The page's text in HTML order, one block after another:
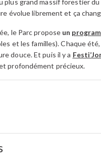
grand massif forestier
évolue librement et ça
le Parc propose un
et les familles). Chaque été,
douce. Et puis il y a
profondément précieux.